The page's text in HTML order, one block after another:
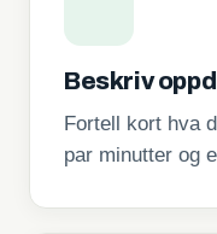
Beskriv
Fortell kort hva
par minutter og